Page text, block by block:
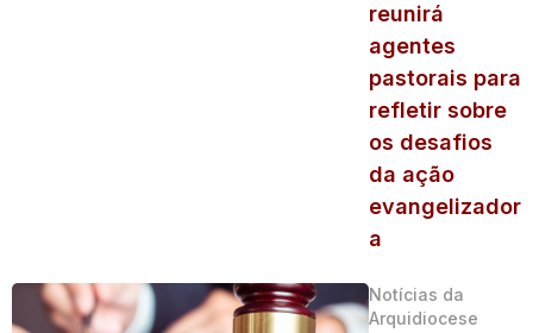
reunirá
agentes
pastorais para
refletir sobre
os desafios
da ação
evangelizador
a
Notícias da
Arquidiocese